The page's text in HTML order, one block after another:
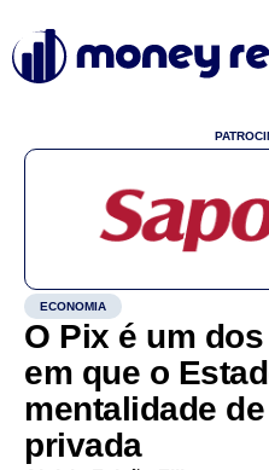
ECONOMIA
O Pix é um
em que o
mentalidade
privada